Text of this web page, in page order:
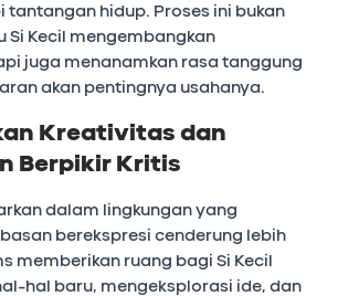
tantangan hidup. Proses ini bukan
Si Kecil mengembangkan
juga menanamkan rasa tanggung
akan pentingnya usahanya.
Kreativitas dan
Berpikir Kritis
dalam lingkungan yang
berekspresi cenderung lebih
memberikan ruang bagi Si Kecil
hal baru, mengeksplorasi ide, dan